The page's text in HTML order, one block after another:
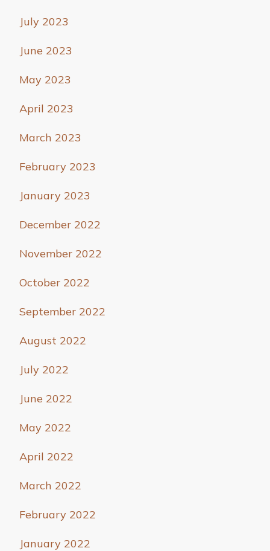
July 2023
June 2023
May 2023
April 2023
March 2023
February 2023
January 2023
December 2022
November 2022
October 2022
September 2022
August 2022
July 2022
June 2022
May 2022
April 2022
March 2022
February 2022
January 2022